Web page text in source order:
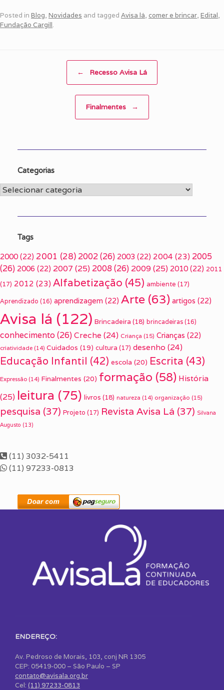
Posted in Blog, Novidades and tagged Avisa lá, comer e brincar, Edital,
Fundação Cargill.
← Recesso Avisa Lá
Finalmentes →
Categorias
Categorias
Tags
2000 (22) 2001 (28) 2002(26) 2003 (22) 2004 (23) 2005
(26) 2006 (22) 2007 (25) 2008(26) 2009(25) 2010 (22) 2011
(17) 2012 (23) Alfabetização (45) ambiente (17)
Aprendizado (16) aprendizagem (22) Arte (63) artigos (22)
Avisa lá (122) Brincadeira (18) brincadeiras (16)
conhecimento(26) Creche (24) Criança (15) Crianças (22)
criatividade (14) Cuidados (19) cultura (17) desenho (24)
Educação Infantil (42) escola (20) Escrita (43)
Expressão (14) Finalmentes (20) formação (58) História
(25) leitura (75) livros (18) natureza (14) organização (15)
pesquisa (37) Projeto (17) Revista Avisa Lá (37) Silvana
Augusto (13)
(11) 3032-5411
(11) 97233-0813
ENDEREÇO:
Av. Pedroso de Morais, 103, conj NR 1305
CEP: 05419-000 – São Paulo – SP
contato@avisala.org.br
Cel: (11) 97233-0813